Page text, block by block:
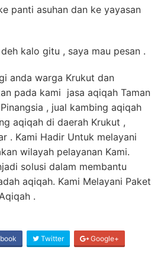
panti asuhan dan ke yayasan
kalo gitu , saya mau pesan .
anda warga Krukut dan
pada kami jasa aqiqah Taman
, jual kambing aqiqah
aqiqah di daerah Krukut ,
. Kami Hadir Untuk melayani
wilayah pelayanan Kami.
solusi dalam membantu
aqiqah. Kami Melayani Paket
.
Twitter Google+